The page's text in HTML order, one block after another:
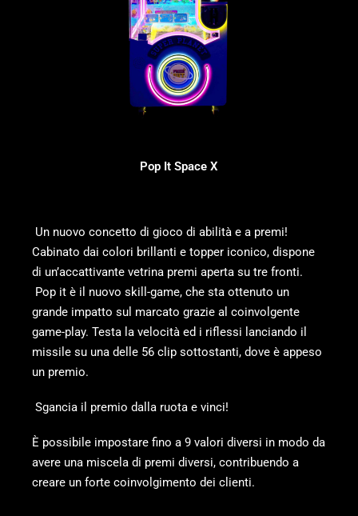
Pop It Space X
Un nuovo concetto di gioco di abilità e a premi!
Cabinato dai colori brillanti e topper iconico, dispone
di un’accattivante vetrina premi aperta su tre fronti.
Pop it è il nuovo skill-game, che sta ottenuto un
grande impatto sul marcato grazie al coinvolgente
game-play. Testa la velocità ed i riflessi lanciando il
missile su una delle 56 clip sottostanti, dove è appeso
un premio.
Sgancia il premio dalla ruota e vinci!
È possibile impostare fino a 9 valori diversi in modo da
avere una miscela di premi diversi, contribuendo a
creare un forte coinvolgimento dei clienti.